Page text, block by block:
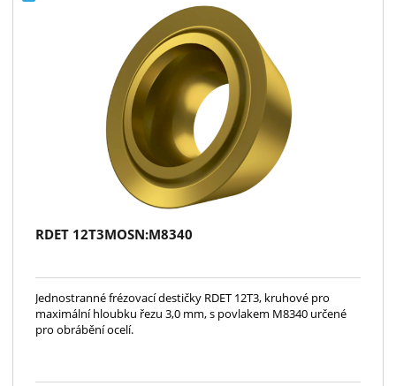
RDET 12T3MOSN:M8340
Jednostranné frézovací destičky RDET 12T3, kruhové pro
maximální hloubku řezu 3,0 mm, s povlakem M8340 určené
pro obrábění ocelí.